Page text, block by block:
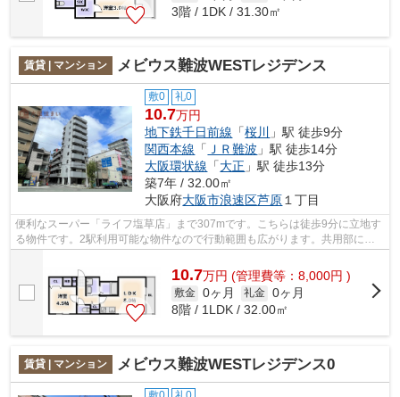
3階 / 1DK / 31.30㎡
賃貸 | マンション メビウス難波WESTレジデンス
敷0 礼0
10.7万円
地下鉄千日前線 「桜川
」駅 徒歩9分
関西本線 「 ＪＲ難波 」駅 徒歩14分
大阪環状線 「大正 」駅 徒歩13分
築7年 / 32.00㎡
大阪府大阪市浪速区芦原 １丁目
便利なスーパー「ライフ塩草店」まで307mです。こちらは徒歩9分に立地す
る物件です。2駅利用可能な物件なので行動範囲も広がります。共用部には
エレベータ・敷地内ごみ置き場など様々...
10.7万円 (管理費等：8,000円 )
敷金 0ヶ月 礼金 0ヶ月
8階 / 1LDK / 32.00㎡
賃貸 | マンション メビウス難波WESTレジデンス0